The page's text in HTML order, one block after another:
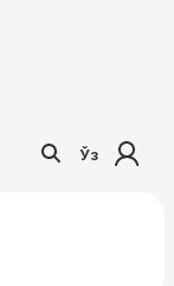
Ўз